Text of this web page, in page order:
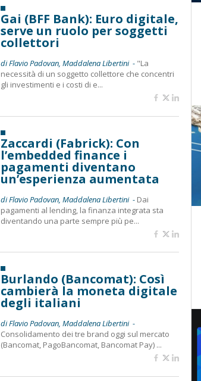
Gai (BFF Bank): Euro digitale,
serve un ruolo per soggetti
collettori
di Flavio Padovan, Maddalena Libertini - "La
necessità di un soggetto collettore che concentri
gli investimenti e i costi di e...
Zaccardi (Fabrick): Con
l’embedded finance i
pagamenti diventano
un’esperienza aumentata
di Flavio Padovan, Maddalena Libertini - Dai
pagamenti al lending, la finanza integrata sta
diventando una parte sempre più pe...
Burlando (Bancomat): Così
cambierà la moneta digitale
degli italiani
di Flavio Padovan, Maddalena Libertini -
Consolidamento dei tre brand oggi sul mercato
(Bancomat, PagoBancomat, Bancomat Pay) ...